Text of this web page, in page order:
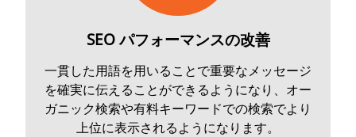
SEO パフォーマンスの改善
一貫した用語を用いることで重要なメッセージ
を確実に伝えることができるようになり、オー
ガニック検索や有料キーワードでの検索でより
上位に表示されるようになります。